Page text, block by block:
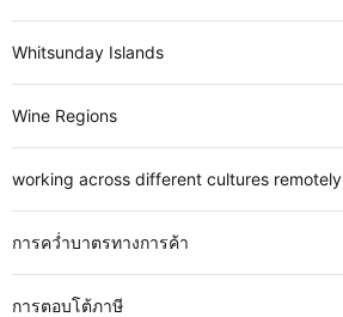
Whitsunday Islands
Wine Regions
working across different cultures remotely
การคว่ำบาตรทางการค้า
การตอบโต้ภาษี